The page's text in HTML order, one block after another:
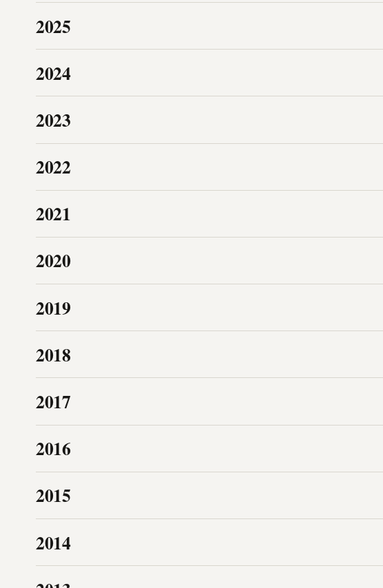
2025
2024
2023
2022
2021
2020
2019
2018
2017
2016
2015
2014